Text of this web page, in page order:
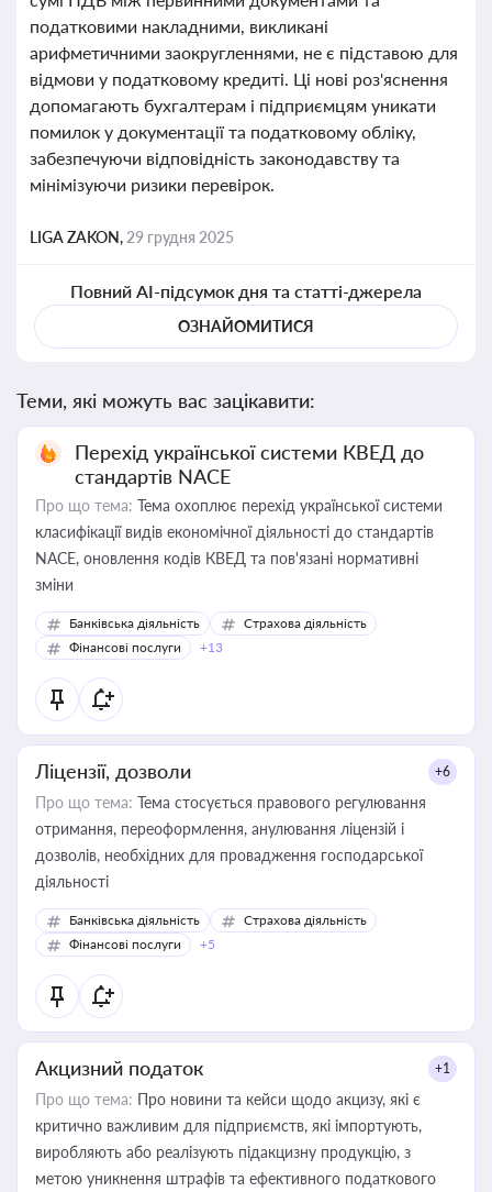
податковими накладними, викликані
арифметичними заокругленнями, не є підставою для
відмови у податковому кредиті. Ці нові роз'яснення
допомагають бухгалтерам і підприємцям уникати
помилок у документації та податковому обліку,
забезпечуючи відповідність законодавству та
мінімізуючи ризики перевірок.
LIGA ZAKON, 29 грудня 2025
Повний AI-підсумок дня та статті-джерела
ОЗНАЙОМИТИСЯ
Теми, які можуть вас зацікавити:
Перехід української системи КВЕД до
стандартів NACE
Про що тема: Тема охоплює перехід української системи
класифікації видів економічної діяльності до стандартів
NACE, оновлення кодів КВЕД та пов'язані нормативні
зміни
Банківська діяльність
Страхова діяльність
Фінансові послуги
+13
Ліцензії, дозволи +6
Про що тема: Тема стосується правового регулювання
отримання, переоформлення, анулювання ліцензій і
дозволів, необхідних для провадження господарської
діяльності
Банківська діяльність
Страхова діяльність
Фінансові послуги
+5
Акцизний податок +1
Про що тема: Про новини та кейси щодо акцизу, які є
критично важливим для підприємств, які імпортують,
виробляють або реалізують підакцизну продукцію, з
метою уникнення штрафів та ефективного податкового